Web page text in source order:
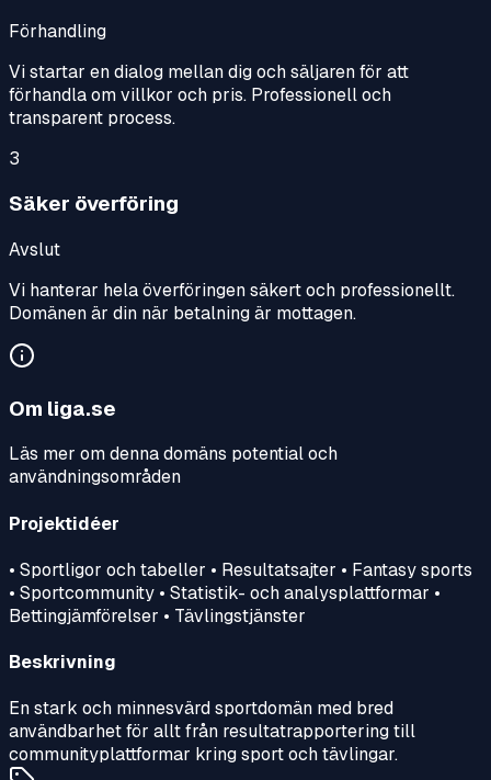
Förhandling
Vi startar en dialog mellan dig och säljaren för att
förhandla om villkor och pris. Professionell och
transparent process.
3
Säker överföring
Avslut
Vi hanterar hela överföringen säkert och professionellt.
Domänen är din när betalning är mottagen.
Om liga.se
Läs mer om denna domäns potential och
användningsområden
Projektidéer
• Sportligor och tabeller • Resultatsajter • Fantasy sports
• Sportcommunity • Statistik- och analysplattformar •
Bettingjämförelser • Tävlingstjänster
Beskrivning
En stark och minnesvärd sportdomän med bred
användbarhet för allt från resultatrapportering till
communityplattformar kring sport och tävlingar.